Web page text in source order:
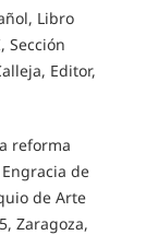
Libro
Sección
Editor,
reforma
de
de Arte
Zaragoza,